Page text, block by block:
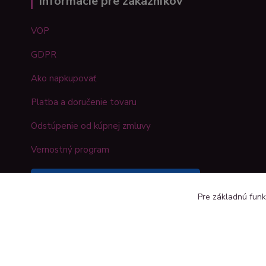
VOP
GDPR
Ako napkupovať
Platba a doručenie tovaru
Odstúpenie od kúpnej zmluvy
Vernostný program
Pre základnú